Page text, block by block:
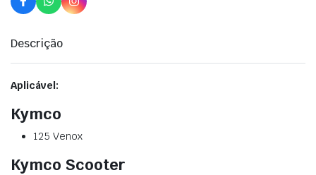
Descrição
Aplicável:
Kymco
125 Venox
Kymco Scooter